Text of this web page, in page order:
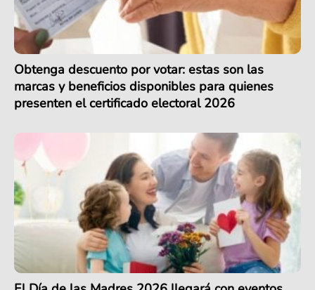
Obtenga descuento por votar: estas son las
marcas y beneficios disponibles para quienes
presenten el certificado electoral 2026